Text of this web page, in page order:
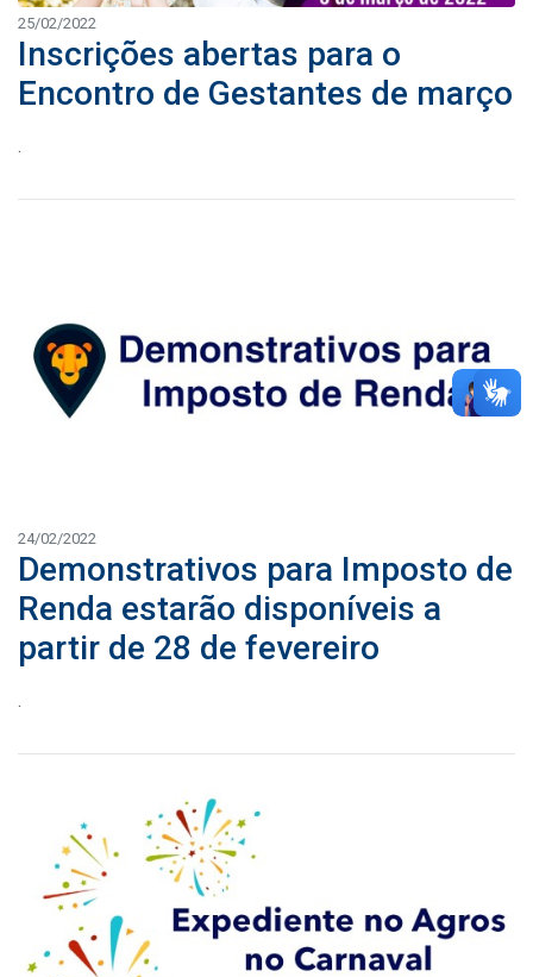
25/02/2022
Inscrições abertas para o
Encontro de Gestantes de março
.
24/02/2022
Demonstrativos para Imposto de
Renda estarão disponíveis a
partir de 28 de fevereiro
.